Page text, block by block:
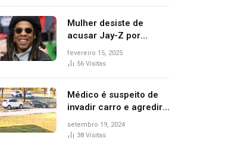
Mulher desiste de
acusar Jay-Z por
estupro, diz revista
fevereiro 15, 2025
56 Visitas
Médico é suspeito de
invadir carro e agredir
delegado aposentado
durante confusão no
setembro 19, 2024
38 Visitas